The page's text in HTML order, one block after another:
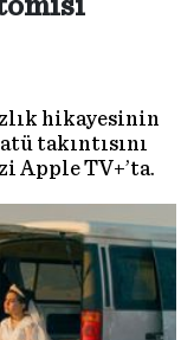
hikayesinin
takıntısını
Apple TV+’ta.